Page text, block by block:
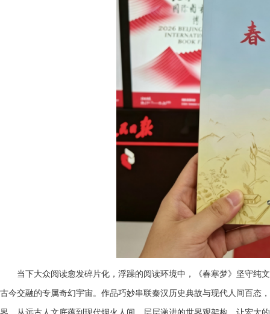
当下大众阅读愈发碎片化 ， 浮躁的阅读环境中，《春寒梦》坚守纯
古今交融的专属奇幻宇宙。作品巧妙串联秦汉历史典故与现代人间百态